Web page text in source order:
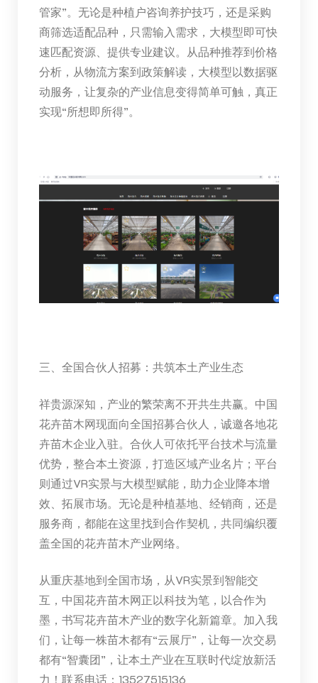
管家”。无论是种植户咨询养护技巧，还是采购
商筛选适配品种，只需输入需求，大模型即可快
速匹配资源、提供专业建议。从品种推荐到价格
分析，从物流方案到政策解读，大模型以数据驱
动服务，让复杂的产业信息变得简单可触，真正
实现“所想即所得”。
三、全国合伙人招募：共筑本土产业生态
祥贵源深知，产业的繁荣离不开共生共赢。中国
花卉苗木网现面向全国招募合伙人，诚邀各地花
卉苗木企业入驻。合伙人可依托平台技术与流量
优势，整合本土资源，打造区域产业名片；平台
则通过VR实景与大模型赋能，助力企业降本增
效、拓展市场。无论是种植基地、经销商，还是
服务商，都能在这里找到合作契机，共同编织覆
盖全国的花卉苗木产业网络。
从重庆基地到全国市场，从VR实景到智能交
互，中国花卉苗木网正以科技为笔，以合作为
墨，书写花卉苗木产业的数字化新篇章。加入我
们，让每一株苗木都有“云展厅”，让每一次交易
都有“智囊团”，让本土产业在互联时代绽放新活
力！联系电话：13527515136